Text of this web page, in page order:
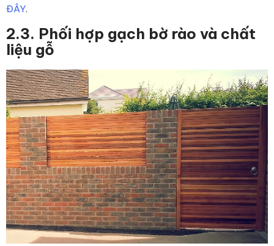
ĐÂY.
2.3. Phối hợp gạch bờ rào và chất
liệu gỗ